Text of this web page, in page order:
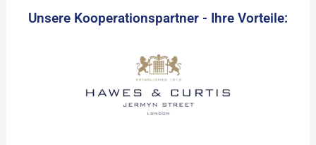
Unsere Kooperationspartner - Ihre Vorteile: